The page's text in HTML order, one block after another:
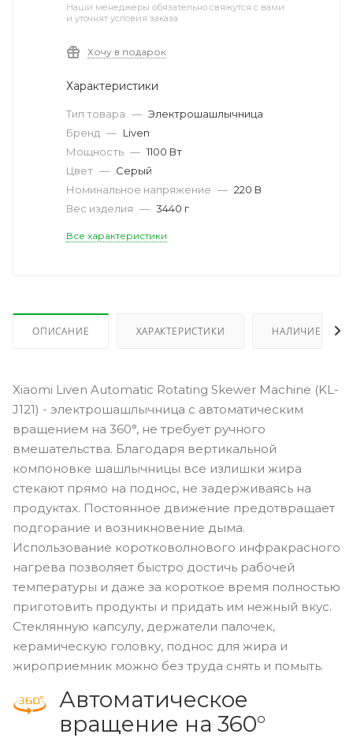
Наши менеджеры обязательно свяжутся с вами
и уточнят условия заказа
Хочу в подарок
Характеристики
Тип товара — Электрошашлычница
Бренд — Liven
Мощность — 1100 Вт
Цвет — Серый
Номинальное напряжение — 220 В
Вес изделия — 3440 г
Все характеристики
ОПИСАНИЕ ХАРАКТЕРИСТИКИ НАЛИЧИЕ
Xiaomi Liven Automatic Rotating Skewer Machine (KL-
J121) - электрошашлычница с автоматическим
вращением на 360°, не требует ручного
вмешательства. Благодаря вертикальной
компоновке шашлычницы все излишки жира
стекают прямо на поднос, не задерживаясь на
продуктах. Постоянное движение предотвращает
подгорание и возникновение дыма.
Использование коротковолнового инфракрасного
нагрева позволяет быстро достичь рабочей
температуры и даже за короткое время полностью
приготовить продукты и придать им нежный вкус.
Стеклянную капсулу, держатели палочек,
керамическую головку, поднос для жира и
жироприемник можно без труда снять и помыть.
Автоматическое
вращение на 360°